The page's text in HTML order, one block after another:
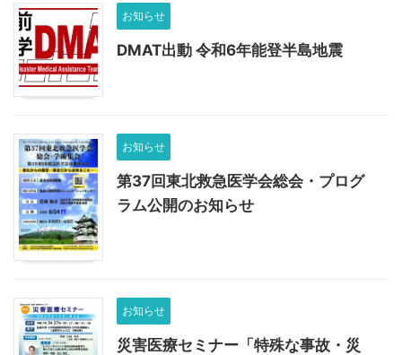
お知らせ
DMAT出動 令和6年能登半島地震
お知らせ
第37回東北救急医学会総会・プログ
ラム公開のお知らせ
お知らせ
災害医療セミナー「特殊な事故・災